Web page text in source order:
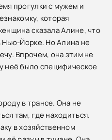
прогулки с мужем и
которая
сказала Алине, что
Нью-Йорке. Но Алина не
Впрочем, она этим не
неё было специфическое
в трансе. Она не
там, где находиться.
в хозяйственном